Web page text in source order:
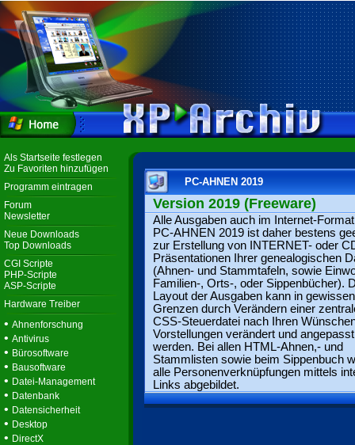
Als Startseite festlegen
Zu Favoriten hinzufügen
Programm eintragen
Forum
Newsletter
Neue Downloads
Top Downloads
CGI Scripte
PHP-Scripte
ASP-Scripte
Hardware Treiber
• Ahnenforschung
• Antivirus
• Bürosoftware
• Bausoftware
• Datei-Management
• Datenbank
• Datensicherheit
• Desktop
• DirectX
PC-AHNEN 2019
Version 2019 (Freeware)
Alle Ausgaben auch im Internet-
PC-AHNEN 2019 ist daher bestens
zur Erstellung von INTERNET- oder
Präsentationen Ihrer genealogischen
(Ahnen- und Stammtafeln, sowie
Familien-, Orts-, oder Sippenbücher).
Layout der Ausgaben kann in gewissen
Grenzen durch Verändern einer
CSS-Steuerdatei nach Ihren
Vorstellungen verändert und angepasst
werden. Bei allen HTML-Ahnen,- und
Stammlisten sowie beim Sippenbuch
alle Personenverknüpfungen mittels
Links abgebildet.